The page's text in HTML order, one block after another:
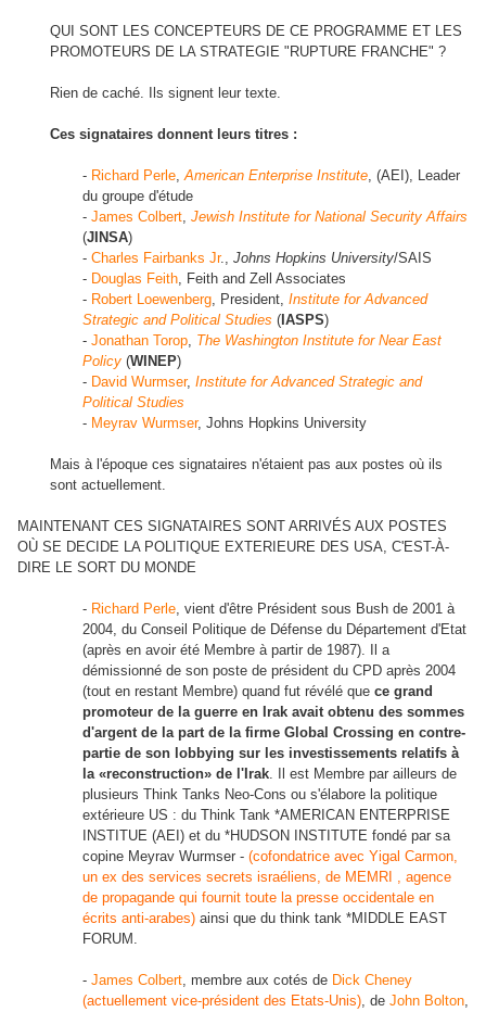
QUI SONT LES CONCEPTEURS DE CE PROGRAMME ET LES
PROMOTEURS DE LA STRATEGIE "RUPTURE FRANCHE" ?
Rien de caché. Ils signent leur texte.
Ces signataires donnent leurs titres :
- Richard Perle,American Enterprise Institute, (AEI), Leader
du groupe d'étude
- James Colbert, Jewish Institute for National Security Affairs
(JINSA)
- Charles Fairbanks Jr., Johns Hopkins University/SAIS
- Douglas Feith, Feith and Zell Associates
- Robert Loewenberg, President, Institute for Advanced
Strategic and Political Studies ( IASPS)
- Jonathan Torop, The Washington Institute for Near East
Policy (WINEP)
- David Wurmser, Institute for Advanced Strategic and
Political Studies
- Meyrav Wurmser, Johns Hopkins University
Mais à l'époque ces signataires n'étaient pas aux postes où ils
sont actuellement.
MAINTENANT CES SIGNATAIRES SONT ARRIVÉS AUX POSTES
OÙ SE DECIDE LA POLITIQUE EXTERIEURE DES USA, C'EST-À-
DIRE LE SORT DU MONDE
- Richard Perle, vient d'être Président sous Bush de 2001 à
2004, du Conseil Politique de Défense du Département d'Etat
(après en avoir été Membre à partir de 1987). Il a
démissionné de son poste de président du CPD après 2004
(tout en restant Membre) quand fut révélé que ce grand
promoteur de la guerre en Irak avait obtenu des sommes
d'argent de la part de la firme Global Crossing en contre-
partie de son lobbying sur les investissements relatifs à
la «reconstruction» de l'Irak. Il est Membre par ailleurs de
plusieurs Think Tanks Neo-Cons ou s'élabore la politique
extérieure US : du Think Tank *AMERICAN ENTERPRISE
INSTITUE (AEI) et du *HUDSON INSTITUTE fondé par sa
copine Meyrav Wurmser - (cofondatrice avec Yigal Carmon,
un ex des services secrets israéliens, de MEMRI , agence
de propagande qui fournit toute la presse occidentale en
écrits anti-arabes) ainsi que du think tank *MIDDLE EAST
FORUM.
- James Colbert, membre aux cotés de Dick Cheney
(actuellement vice-président des Etats-Unis), de John Bolton,